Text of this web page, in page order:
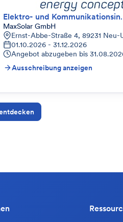
Elektro-
MaxSolar GmbH
Ernst-Abbe-Straße 4, 89231
01.10.2026 - 31.12.2026
Angebot abzugeben bis
Ausschreibung anzeigen